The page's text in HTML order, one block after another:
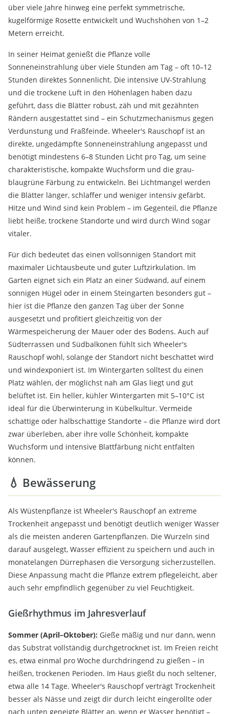
über viele Jahre hinweg eine perfekt symmetrische,
kugelförmige Rosette entwickelt und Wuchshöhen von 1–2
Metern erreicht.
In seiner Heimat genießt die Pflanze volle
Sonneneinstrahlung über viele Stunden am Tag – oft 10–12
Stunden direktes Sonnenlicht. Die intensive UV-Strahlung
und die trockene Luft in den Höhenlagen haben dazu
geführt, dass die Blätter robust, zäh und mit gezähnten
Rändern ausgestattet sind – ein Schutzmechanismus gegen
Verdunstung und Fraßfeinde. Wheeler's Rauschopf ist an
direkte, ungedämpfte Sonneneinstrahlung angepasst und
benötigt mindestens 6–8 Stunden Licht pro Tag, um seine
charakteristische, kompakte Wuchsform und die grau-
blaugrüne Färbung zu entwickeln. Bei Lichtmangel werden
die Blätter länger, schlaffer und weniger intensiv gefärbt.
Hitze und Wind sind kein Problem – im Gegenteil, die Pflanze
liebt heiße, trockene Standorte und wird durch Wind sogar
vitaler.
Für dich bedeutet das einen vollsonnigen Standort mit
maximaler Lichtausbeute und guter Luftzirkulation. Im
Garten eignet sich ein Platz an einer Südwand, auf einem
sonnigen Hügel oder in einem Steingarten besonders gut –
hier ist die Pflanze den ganzen Tag über der Sonne
ausgesetzt und profitiert gleichzeitig von der
Wärmespeicherung der Mauer oder des Bodens. Auch auf
Südterrassen und Südbalkonen fühlt sich Wheeler's
Rauschopf wohl, solange der Standort nicht beschattet wird
und windexponiert ist. Im Wintergarten solltest du einen
Platz wählen, der möglichst nah am Glas liegt und gut
belüftet ist. Ein heller, kühler Wintergarten mit 5–10°C ist
ideal für die Überwinterung in Kübelkultur. Vermeide
schattige oder halbschattige Standorte – die Pflanze wird dort
zwar überleben, aber ihre volle Schönheit, kompakte
Wuchsform und intensive Blattfärbung nicht entfalten
können.
💧 Bewässerung
Als Wüstenpflanze ist Wheeler's Rauschopf an extreme
Trockenheit angepasst und benötigt deutlich weniger Wasser
als die meisten anderen Gartenpflanzen. Die Wurzeln sind
darauf ausgelegt, Wasser effizient zu speichern und auch in
monatelangen Dürrephasen die Versorgung sicherzustellen.
Diese Anpassung macht die Pflanze extrem pflegeleicht, aber
auch sehr empfindlich gegenüber zu viel Feuchtigkeit.
Gießrhythmus im Jahresverlauf
Sommer (April–Oktober): Gieße mäßig und nur dann, wenn
das Substrat vollständig durchgetrocknet ist. Im Freien reicht
es, etwa einmal pro Woche durchdringend zu gießen – in
heißen, trockenen Perioden. Im Haus gießt du noch seltener,
etwa alle 14 Tage. Wheeler's Rauschopf verträgt Trockenheit
besser als Nässe und zeigt dir durch leicht eingerollte oder
nach unten geneigte Blätter an, wenn er Wasser benötigt –